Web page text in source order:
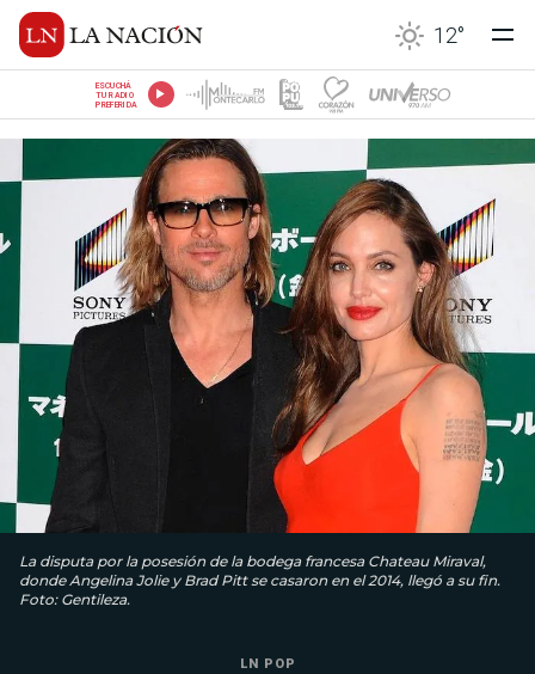
12°
ESCUCHÁ
TU RADIO
PREFERIDA
La disputa por la posesión de la bodega francesa Chateau Miraval,
donde Angelina Jolie y Brad Pitt se casaron en el 2014, llegó a su fin.
Foto: Gentileza.
LN POP